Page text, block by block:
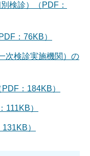
検診）（PDF：
：76KB）
次検診実施機関）の
：184KB）
）
）